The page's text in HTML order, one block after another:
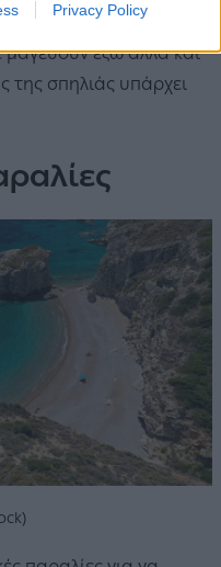
Privacy Policy
σπηλιά από τη νότια
έξω αλλά και
της σπηλιάς υπάρχει